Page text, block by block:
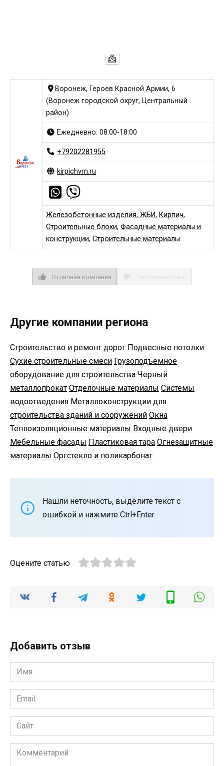
Воронеж, Героев Красной Армии, 6
(Воронеж городской округ, Центральный
район)
Ежедневно: 08:00-18:00
+79202281955
kirpichvrn.ru
Железобетонные изделия, ЖБИ, Кирпич,
Строительные блоки,Фасадные материалы и
конструкции,Строительные материалы
Отличная компания
Другие компании региона
Строительство и ремонт дорог Подвесные потолки
Сухие строительные смеси Грузоподъемное
оборудование для строительства Черный
металлопрокат Отделочные материалы Системы
водоотведения Металлоконструкции для
строительства зданий и сооружений Окна
Теплоизоляционные материалы Входные двери
Мебельные фасады Пластиковая тара Огнезащитные
материалы Оргстекло и поликарбонат
Нашли неточность, выделите текст с
ошибкой и нажмите Ctrl+Enter.
Оцените статью
Добавить отзыв
Имя
*
Email
*
Сайт
Комментарий